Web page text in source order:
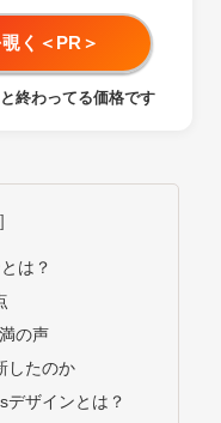
く＜PR＞
終わってる価格です
は？
の声
したのか
デザインとは？